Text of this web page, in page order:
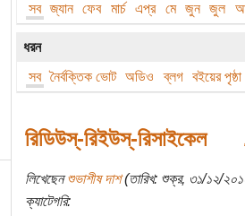
সব
জ্যান ফেব মার্চ এপ্র মে জুন জুল
ধরন
সব
নৈর্বক্তিক ভোট অডিও ব্লগ বইয়ের পৃষ্ঠা
রিডিউস্‌-রিইউস্‌-রিসাইকেল
লিখেছেনশুভাশীষ দাশ(তারিখ: শুক্র, ৩১/১২/
ক্যাটেগরি: